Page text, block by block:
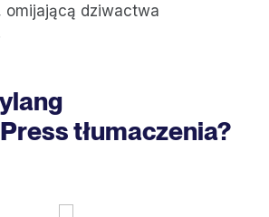
omijającą dziwactwa
tłumaczenia?